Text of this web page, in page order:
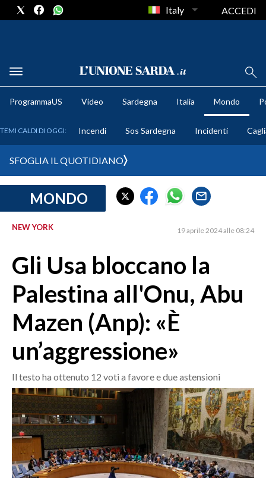
METEO
CRONACA SARDEGNA
MEDIO CAMPIDANO
ORISTANO E PROVINCIA
GALLURA
NUORO E PROVINCIA
OGLIASTRA
AGENDA
CRONACA
ITALIA
MONDO
POLITICA
Italy ACCEDI
ProgrammaUS Video Sardegna Italia Mondo
TEMI CALDI DI OGGI: Incendi Sos Sardegna Incidenti
SFOGLIA IL QUOTIDIANO
MONDO
NEW YORK 19 aprile 2024 alle 08:24
Gli Usa bloccano la
Palestina all'Onu, Abu
Mazen (Anp): «È
un’aggressione»
Il testo ha ottenuto 12 voti a favore e due astensioni